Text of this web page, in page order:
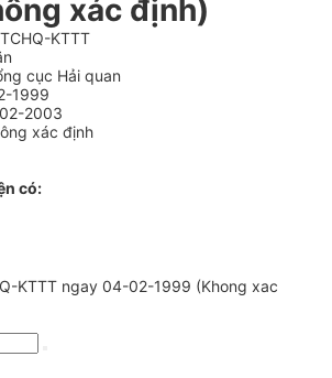
xác định)
KTTT
cục Hải quan
1999
2003
xác định
có:
KTTT ngay 04-02-1999 (Khong xac